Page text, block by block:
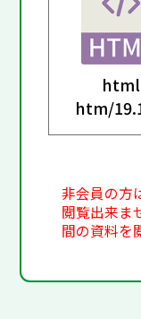
html
htm/
非会員の方
閲覧出来ま
間の資料を